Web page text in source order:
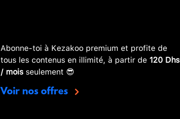
Abonne-toi à Kezakoo premium et profite de
tous les contenus en illimité, à partir de 120 Dhs
/ moisseulement 😎
Voir nos offres